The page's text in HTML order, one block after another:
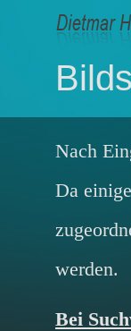
Nach
Da
werden.
Bei